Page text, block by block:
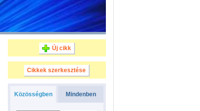
Új cikk
Cikkek szerkesztése
Közösségben Mindenben